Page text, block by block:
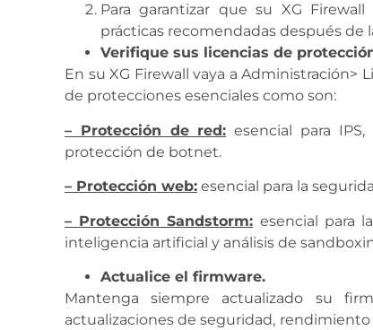
Para garantizar que su XG
prácticas recomendadas después
Verifique sus licencias de
En su XG Firewall vaya a Administración>
de protecciones esenciales como son:
– Protección de red: esencial para
protección de botnet.
– Protección web: esencial para la
– Protección Sandstorm: esencial para
inteligencia artificial y análisis de
Actualice el firmware.
Mantenga siempre actualizado su
actualizaciones de seguridad,